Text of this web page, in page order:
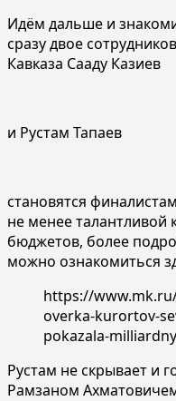
Идём дальше и
сразу двое
Кавказа Сааду Казиев
и Рустам Тапаев
становятся
не менее
бюджетов, более
можно ознакомиться
https://
overka-kurortov-
pokazala-
Рустам не скрывает и
Рамзаном